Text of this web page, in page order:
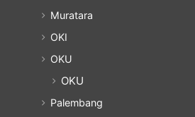
Muratara
OKI
OKU
OKU
Palembang